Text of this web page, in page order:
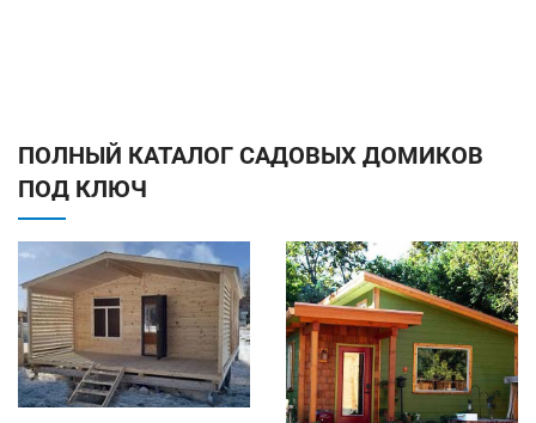
ПОЛНЫЙ КАТАЛОГ САДОВЫХ ДОМИКОВ
ПОД КЛЮЧ